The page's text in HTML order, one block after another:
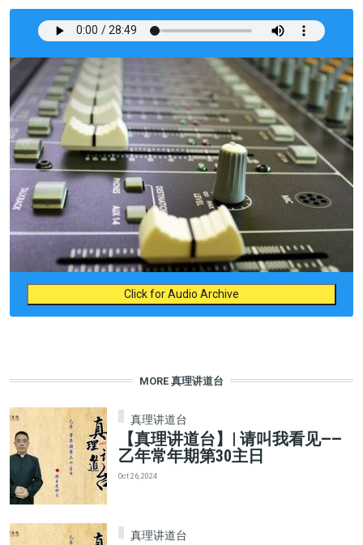
Click for Audio Archive
MORE 真理讲道台
真理讲道台
【真理讲道台】| 请叫我看见——
乙年常年期第30主日
Oct 26, 2024
真理讲道台